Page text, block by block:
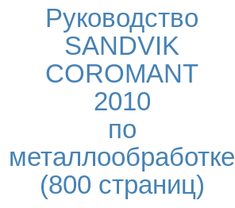
Руководство
SANDVIK
COROMANT
2010
по
металлообработке
(800 страниц)